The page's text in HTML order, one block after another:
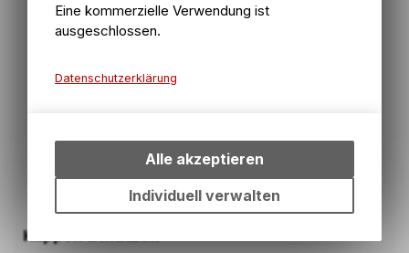
Kappen & Mützen
Eine kommerzielle Verwendung ist
ausgeschlossen.
Datenschutzerklärung
bestimmte Interaktionen und
Einstellungen auf Ihrem Gerät,
um die grundlegenden
Funktionen unseres Online-
Alle akzeptieren
Individuell verwalten